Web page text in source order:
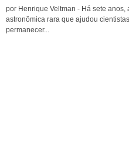
por Henrique Veltman - Há sete anos,
astronômica rara que ajudou
permanecer...